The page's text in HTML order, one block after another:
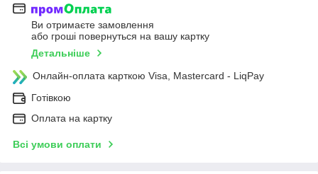
Ви отримаєте замовлення
або гроші повернуться на вашу картку
Детальніше
Онлайн-оплата карткою Visa, Mastercard - LiqPay
Готівкою
Оплата на картку
Всі умови оплати